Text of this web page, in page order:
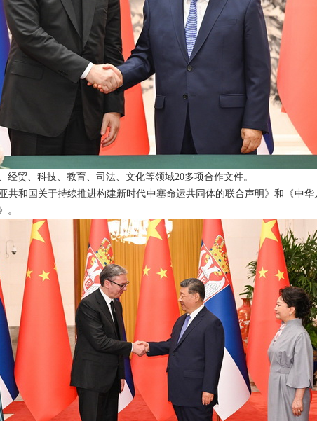
贸、科技、教育、司法、文化等领域20多项合作文件。
共和国关于持续推进构建新时代中塞命运共同体的联合声明》和《中
。